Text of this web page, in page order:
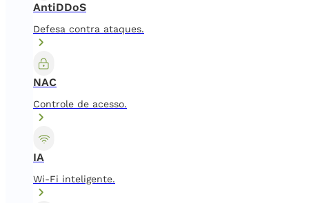
AntiDDoS
Defesa contra ataques.
NAC
Controle de acesso.
IA
Wi-Fi inteligente.